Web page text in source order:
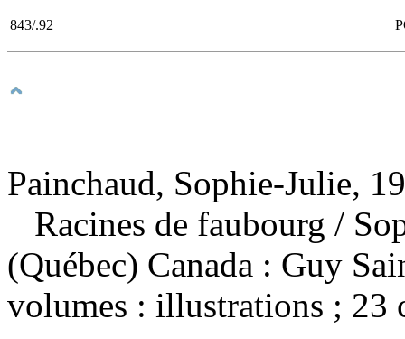
843/.92
Painchaud, Sophie-Julie,
Racines de faubourg /
(Québec) Canada : Guy
volumes : illustrations ; 23